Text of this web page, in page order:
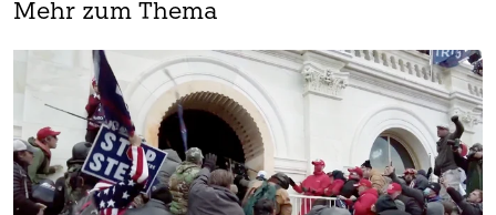
Mehr zum Thema